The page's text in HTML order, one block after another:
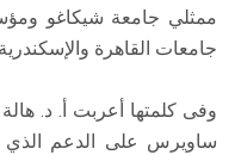
ممثلي جامعة شيكاغو
جامعات القاهرة
وفى كلمتها أعربت أ. د.
ساويرس على الدعم الذي